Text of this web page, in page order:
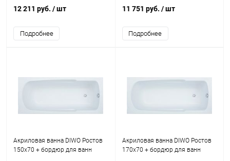
12 211 руб. / шт
Подробнее
11 751 руб. / шт
Подробнее
Акриловая ванна DIWO Ростов
150х70 + бордюр для ванн
Акриловая ванна DIWO Ростов
170х70 + бордюр для ванн